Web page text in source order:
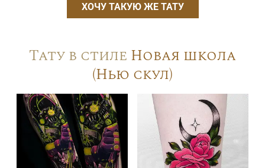
ХОЧУ ТАКУЮ ЖЕ ТАТУ
Тату в стиле Новая школа
(Нью скул)